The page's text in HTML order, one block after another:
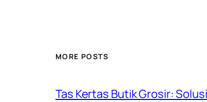
MORE POSTS
Tas Kertas Butik Grosir: